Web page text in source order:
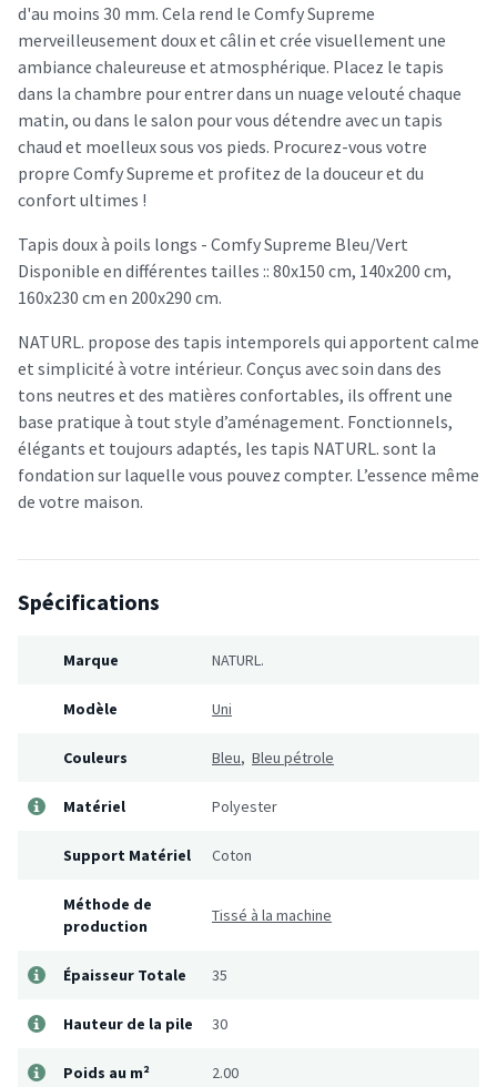
d'au moins 30 mm. Cela rend le Comfy Supreme
merveilleusement doux et câlin et crée visuellement une
ambiance chaleureuse et atmosphérique. Placez le tapis
dans la chambre pour entrer dans un nuage velouté chaque
matin, ou dans le salon pour vous détendre avec un tapis
chaud et moelleux sous vos pieds. Procurez-vous votre
propre Comfy Supreme et profitez de la douceur et du
confort ultimes !
Tapis doux à poils longs - Comfy Supreme Bleu/Vert
Disponible en différentes tailles :: 80x150 cm, 140x200 cm,
160x230 cm en 200x290 cm.
NATURL. propose des tapis intemporels qui apportent calme
et simplicité à votre intérieur. Conçus avec soin dans des
tons neutres et des matières confortables, ils offrent une
base pratique à tout style d’aménagement. Fonctionnels,
élégants et toujours adaptés, les tapis NATURL. sont la
fondation sur laquelle vous pouvez compter. L’essence même
de votre maison.
Spécifications
Marque NATURL.
Modèle Uni
Couleurs Bleu, Bleu pétrole
Matériel Polyester
Support Matériel Coton
Méthode de
production
Tissé à la machine
Épaisseur Totale 35
Hauteur de la pile 30
Poids au m² 2.00